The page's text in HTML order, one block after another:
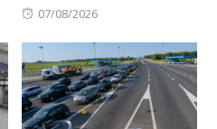
Posted
07/08/2026